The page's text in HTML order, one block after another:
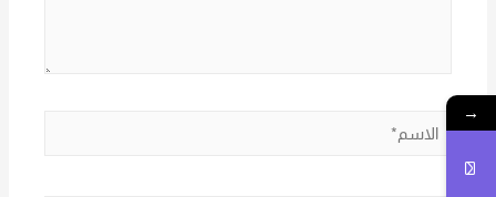
الاسم*
→